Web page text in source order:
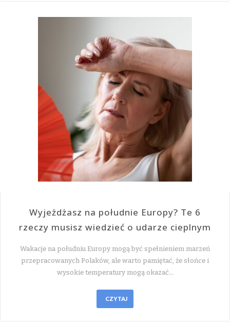
Wyjeżdżasz na południe Europy? Te 6
rzeczy musisz wiedzieć o udarze cieplnym
Wakacje na południu Europy mogą być spełnieniem marzeń
przepracowanych Polaków, ale warto pamiętać, że słońce i
wysokie temperatury mogą okazać…
CZYTAJ